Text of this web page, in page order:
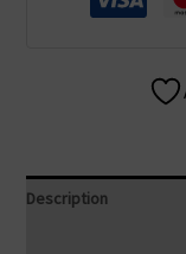
Description